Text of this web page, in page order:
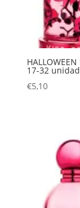
17-32
€5,10